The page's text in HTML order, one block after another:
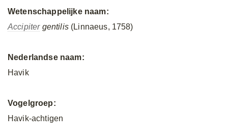
Wetenschappelijke naam:
Accipitergentilis(Linnaeus, 1758)
Nederlandse naam:
Havik
Vogelgroep:
Havik-achtigen